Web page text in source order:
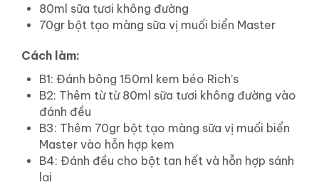
80ml sữa tươi không đường
70gr bột tạo màng sữa vị muối biển Master
Cách làm:
B1: Đánh bông 150ml kem béo Rich’s
B2: Thêm từ từ 80ml sữa tươi không đường vào
đánh đều
B3: Thêm 70gr bột tạo màng sữa vị muối biển
Master vào hỗn hợp kem
B4: Đánh đều cho bột tan hết và hỗn hợp sánh
lại